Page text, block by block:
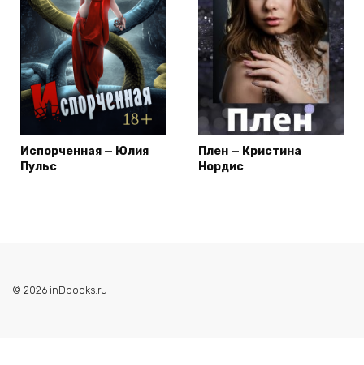
Испорченная — Юлия
Пульс
Плен — Кристина
Нордис
© 2026 inDbooks.ru